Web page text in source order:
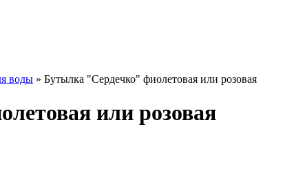
воды » Бутылка "Сердечко" фиолетовая или розовая
или розовая